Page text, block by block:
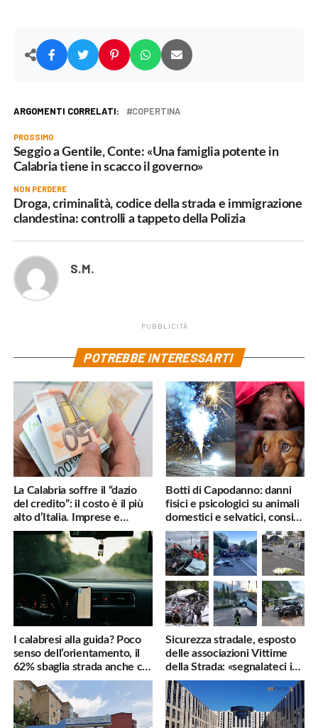
ARGOMENTI CORRELATI: COPERTINA
PROSSIMO
Seggio a Gentile, Conte: «Una famiglia potente in
Calabria tiene in scacco il governo»
NON PERDERE
Droga, criminalità, codice della strada e immigrazione
clandestina: controlli a tappeto della Polizia
S.M.
PUBBLICITÀ
POTREBBE INTERESSARTI
La Calabria soffre il “dazio
del credito”: il costo è il più
alto d’Italia. Imprese e
famiglie penalizzate
Botti di Capodanno: danni
fisici e psicologici su animali
domestici e selvatici, consigli
utili
I calabresi alla guida? Poco
senso dell’orientamento, il
62% sbaglia strada anche col
navigatore
Sicurezza stradale, esposto
delle associazioni Vittime
della Strada: «segnalateci i
pericoli, interverremo
subito»